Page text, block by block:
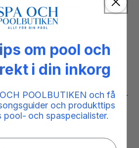
pH med Phileo VP!
pH-nivå med en
lyser i grönt, orange eller rött för
i teknikrummet och spara
om pool och
i din inkorg
POOLBUTIKEN och få
och produkttips
pool- och spaspecialister.